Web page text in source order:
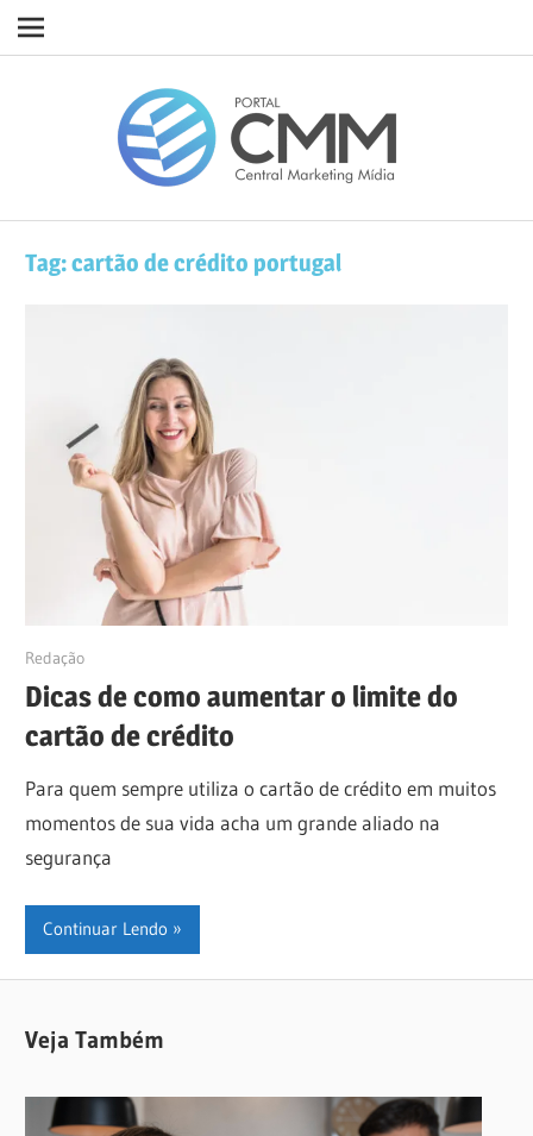
Navigation
Tag:cartão de crédito portugal
08/03/2022
Redação
Dicas de como aumentar o limite do
cartão de crédito
Para quem sempre utiliza o cartão de crédito em muitos
momentos de sua vida acha um grande aliado na
segurança
Continuar Lendo
Veja Também